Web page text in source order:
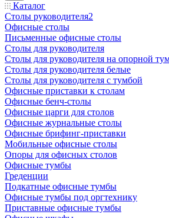
Каталог
Столы руководителя2
Офисные столы
Письменные офисные столы
Столы для руководителя
Столы для руководителя на опорной
Столы для руководителя белые
Столы для руководителя с тумбой
Офисные приставки к столам
Офисные бенч-столы
Офисные царги для столов
Офисные журнальные столы
Офисные брифинг-приставки
Мобильные офисные столы
Опоры для офисных столов
Офисные тумбы
Греденции
Подкатные офисные тумбы
Офисные тумбы под оргтехнику
Приставные офисные тумбы